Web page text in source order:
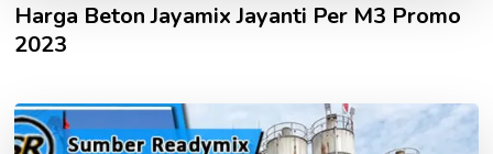
Harga Beton Jayamix Jayanti Per M3 Promo
2023